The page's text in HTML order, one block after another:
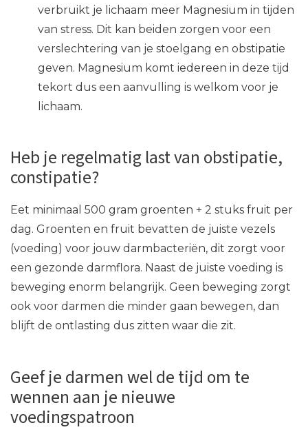
verbruikt je lichaam meer Magnesium in tijden
van stress. Dit kan beiden zorgen voor een
verslechtering van je stoelgang en obstipatie
geven. Magnesium komt iedereen in deze tijd
tekort dus een aanvulling is welkom voor je
lichaam.
Heb je regelmatig last van obstipatie,
constipatie?
Eet minimaal 500 gram groenten + 2 stuks fruit per
dag. Groenten en fruit bevatten de juiste vezels
(voeding) voor jouw darmbacteriën, dit zorgt voor
een gezonde darmflora. Naast de juiste voeding is
beweging enorm belangrijk. Geen beweging zorgt
ook voor darmen die minder gaan bewegen, dan
blijft de ontlasting dus zitten waar die zit.
Geef je darmen wel de tijd om te
wennen aan je nieuwe
voedingspatroon